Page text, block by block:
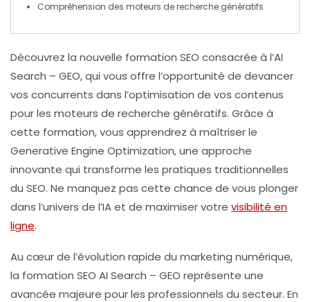
Compréhension des moteurs de recherche génératifs
Découvrez la nouvelle formation SEO consacrée à l’AI
Search – GEO, qui vous offre l’opportunité de devancer
vos concurrents dans l’optimisation de vos contenus
pour les moteurs de recherche génératifs. Grâce à
cette formation, vous apprendrez à maîtriser le
Generative Engine Optimization, une approche
innovante qui transforme les pratiques traditionnelles
du SEO. Ne manquez pas cette chance de vous plonger
dans l’univers de l’IA et de maximiser votre visibilité en
ligne.
Au cœur de l’évolution rapide du marketing numérique,
la formation SEO AI Search – GEO représente une
avancée majeure pour les professionnels du secteur. En